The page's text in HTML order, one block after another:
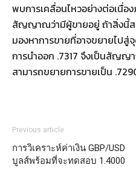
พบการเคลื่อนไหวอย่างต่อเนื่อ
สัญญาณว่ามีผู้ขายอยู่ ถ้าสิ่งนี้ส
มองหาการขายที่อาจขยายไปสู่
การนำออก .7317 จึงเป็นสัญ
สามารถขยายการขายเป็น
Previous article
การวิเคราะห์ค่าเงิน GBP/USD
บูลส์พร้อมที่จะทดสอบ 1.4000